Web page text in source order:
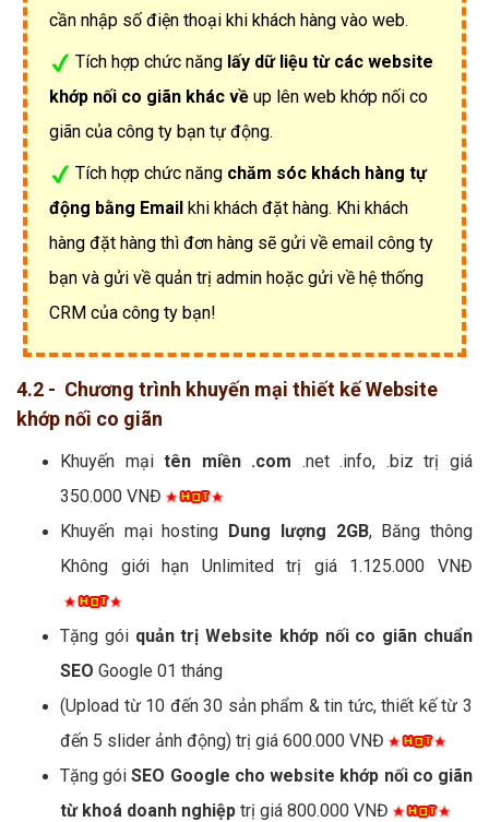
cần nhập số điện thoại khi khách hàng vào web.
Tích hợp chức năng lấy dữ liệu từ các website
khớp nối co giãn khác về up lên web khớp nối co
giãn của công ty bạn tự động.
Tích hợp chức năng chăm sóc khách hàng tự
động bằng Email khi khách đặt hàng. Khi khách
hàng đặt hàng thì đơn hàng sẽ gửi về email công ty
bạn và gửi về quản trị admin hoặc gửi về hệ thống
CRM của công ty bạn!
4.2 - Chương trình khuyến mại thiết kế Website
khớp nối co giãn
Khuyến mạitên miền .com .net .info, .biz trị giá
350.000 VNĐ
Khuyến mại hosting Dung lượng 2GB, Băng thông
Không giới hạn Unlimited trị giá 1.125.000 VNĐ
Tặng gói quản trị Website khớp nối co giãn chuẩn
SEO Google 01 tháng
(Upload từ 10 đến 30 sản phẩm & tin tức, thiết kế từ 3
đến 5 slider ảnh động) trị giá 600.000 VNĐ
Tặng góiSEO Google cho website khớp nối co giãn
từ khoá doanh nghiệp trị giá 800.000 VNĐ